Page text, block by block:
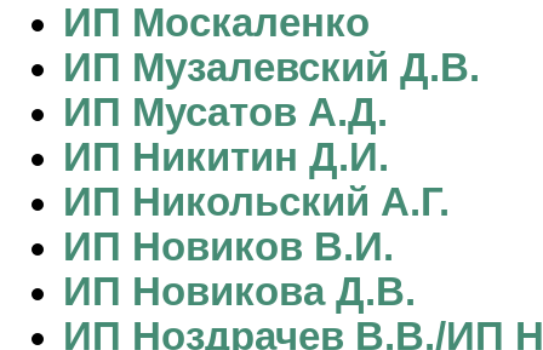
ИП Москаленко
ИП Музалевский Д.В.
ИП Мусатов А.Д.
ИП Никитин Д.И.
ИП Никольский А.Г.
ИП Новиков В.И.
ИП Новикова Д.В.
ИП Ноздрачев В.В./ИП